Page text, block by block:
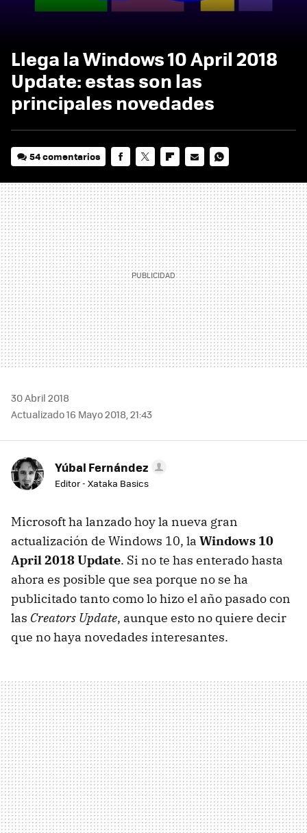
Llega la Windows 10 April 2018
Update: estas son las
principales novedades
54 comentarios
MAIL
30 Abril 2018
Actualizado 16 Mayo 2018, 21:43
Yúbal Fernández
Editor - Xataka Basics
Microsoft ha lanzado hoy la nueva gran
actualización de Windows 10, la Windows 10
April 2018 Update. Si no te has enterado hasta
ahora es posible que sea porque no se ha
publicitado tanto como lo hizo el año pasado con
las Creators Update, aunque esto no quiere decir
que no haya novedades interesantes.